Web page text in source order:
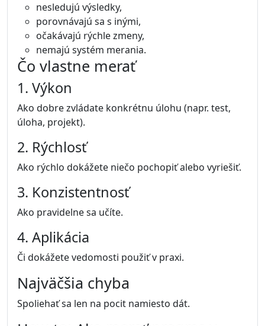
nesledujú výsledky,
porovnávajú sa s inými,
očakávajú rýchle zmeny,
nemajú systém merania.
Čo vlastne merať
1. Výkon
Ako dobre zvládate konkrétnu úlohu (napr. test,
úloha, projekt).
2. Rýchlosť
Ako rýchlo dokážete niečo pochopiť alebo vyriešiť.
3. Konzistentnosť
Ako pravidelne sa učíte.
4. Aplikácia
Či dokážete vedomosti použiť v praxi.
Najväčšia chyba
Spoliehať sa len na pocit namiesto dát.